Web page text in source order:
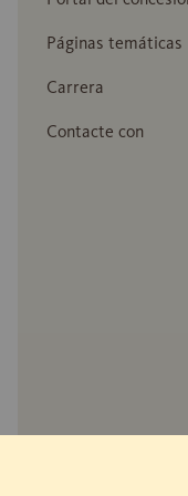
Páginas temáticas
Carrera
Contacte con